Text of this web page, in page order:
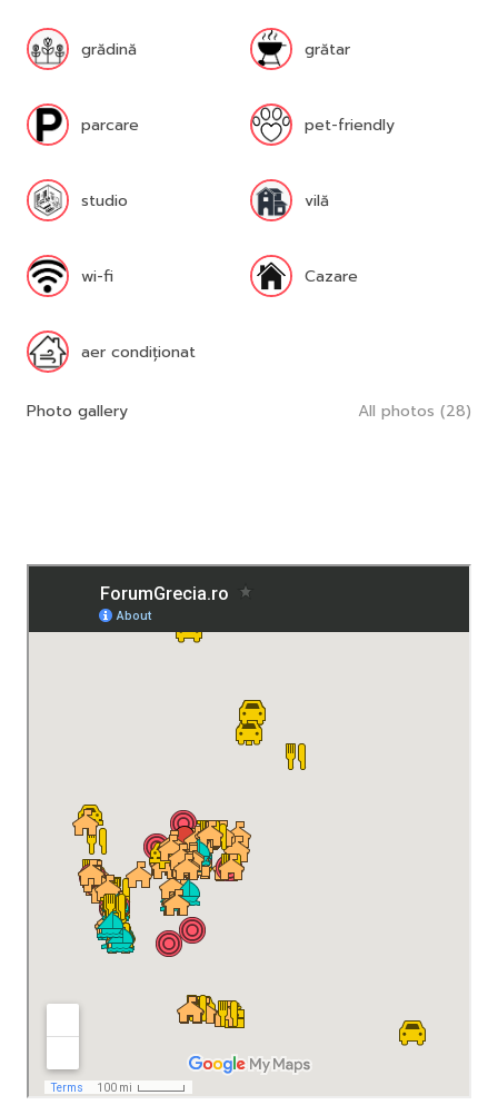
grădină grătar
parcare pet-friendly
studio vilă
wi-fi Cazare
aer condiționat
Photo gallery All photos (28)